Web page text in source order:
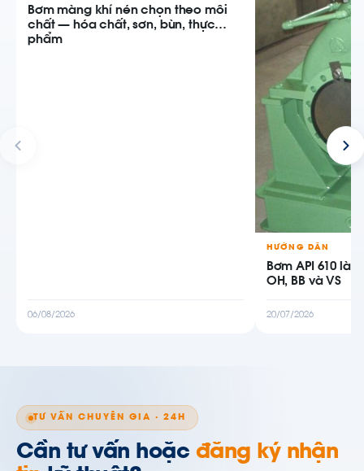
Bơm màng khí nén chọn theo môi
chất — hóa chất, sơn, bùn, thực
phẩm
06/08/2026
HƯỚNG DẪN
Bơm API 610 là
OH, BB và VS
20/07/2026
TƯ VẤN CHUYÊN GIA · 24H
Cần tư vấn hoặc đăng ký nhận